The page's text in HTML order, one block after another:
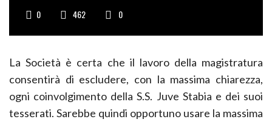
0 462 0
La Società è certa che il lavoro della magistratura
consentirà di escludere, con la massima chiarezza,
ogni coinvolgimento della S.S. Juve Stabia e dei suoi
tesserati. Sarebbe quindi opportuno usare la massima